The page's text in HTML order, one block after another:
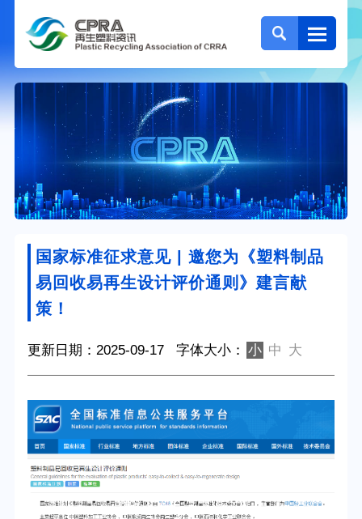
国家标准征求意见 | 邀您为《塑料制品
易回收易再生设计评价通则》建言献
策！
更新日期：2025-09-17 字体大小： 小 中 大